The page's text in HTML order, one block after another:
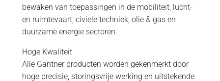
bewaken van toepassingen in de mobiliteit, lucht-
en ruimtevaart, civiele techniek, olie & gas en
duurzame energie sectoren.
Hoge Kwaliteit
Alle Gantner producten worden gekenmerkt door
hoge precisie, storingsvrije werking en uitstekende